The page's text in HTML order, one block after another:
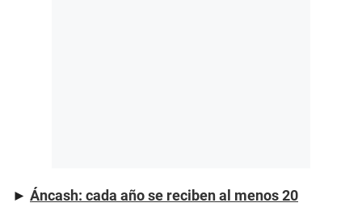
► Áncash: cada año se reciben al menos 20